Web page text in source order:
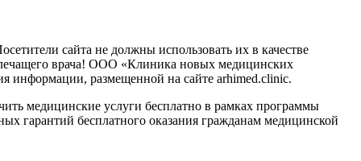
сайта не должны использовать их в качестве
врача! ООО «Клиника новых медицинских
информации, размещенной на сайте arhimed.clinic.
медицинские услуги бесплатно в рамках программы
гарантий бесплатного оказания гражданам медицинской